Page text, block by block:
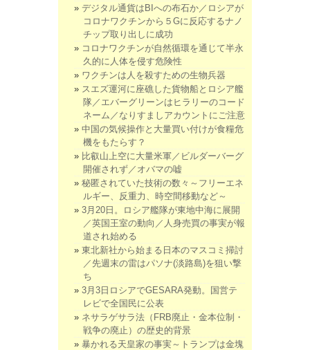
デジタル通貨はBIへの布石か／ロシアが
コロナワクチンから５Gに反応するナノ
チップ取り出しに成功
コロナワクチンが自然循環を通じて半永
久的に人体を侵す危険性
ワクチンは人を殺すための生物兵器
スエズ運河に座礁した貨物船とロシア艦
隊／エバーグリーンはヒラリーのコード
ネーム／なりすましアカウントにご注意
中国の気候操作と大量買い付けが食糧危
機をもたらす？
比叡山上空に大量米軍／ビルダーバーグ
開催されず／オバマの嘘
秘匿されていた技術の数々～フリーエネ
ルギー、反重力、時空間移動など～
3月20日。ロシア艦隊が東地中海に展開
／英国王室の動向／人身売買の事実が報
道され始める
東北新社から始まる日本のマスコミ掃討
／先週末の雷はパソナ(淡路島)を狙い撃
ち
3月3日ロシアでGESARA発動。国営テ
レビで全国民に公表
ネサラゲサラ法（FRB廃止・金本位制・
戦争の廃止）の歴史的背景
暴かれる天皇家の事実～トランプは金塊